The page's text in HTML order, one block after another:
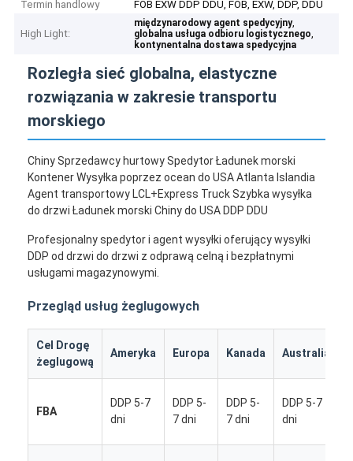
Termin handlowy
FOB EXW DDP DDU, FOB, EXW, DDP, DDU
High Light:
międzynarodowy agent spedycyjny,
globalna usługa odbioru logistycznego,
kontynentalna dostawa spedycyjna
Rozległa sieć globalna, elastyczne
rozwiązania w zakresie transportu
morskiego
Chiny Sprzedawcy hurtowy Spedytor Ładunek morski
Kontener Wysyłka poprzez ocean do USA Atlanta Islandia
Agent transportowy LCL+Express Truck Szybka wysyłka
do drzwi Ładunek morski Chiny do USA DDP DDU
Profesjonalny spedytor i agent wysyłki oferujący wysyłki
DDP od drzwi do drzwi z odprawą celną i bezpłatnymi
usługami magazynowymi.
Przegląd usług żeglugowych
Cel Drogę
żeglugową
Ameryka Europa Kanada Australia
FBA
DDP 5-7
dni
DDP 5-
7 dni
DDP 5-
7 dni
DDP 5-7
dni